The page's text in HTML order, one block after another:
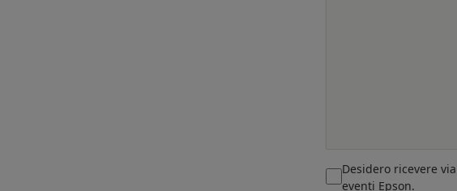
Desidero ricevere
eventi Epson.